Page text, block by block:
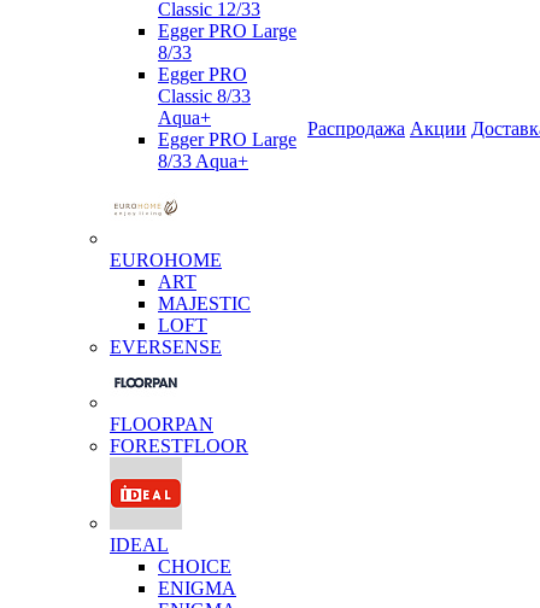
Classic 12/33
Egger PRO Large
8/33
Egger PRO
Classic 8/33
Aqua+
Egger PRO Large
8/33 Aqua+
EUROHOME
ART
MAJESTIC
LOFT
EVERSENSE
FLOORPAN
FORESTFLOOR
IDEAL
CHOICE
ENIGMA
Распродажа Акции